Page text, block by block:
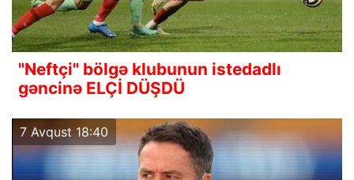
"Neftçi" bölgə klubunun istedadlı
gəncinə ELÇİ DÜŞDÜ
7 Avqust 18:40